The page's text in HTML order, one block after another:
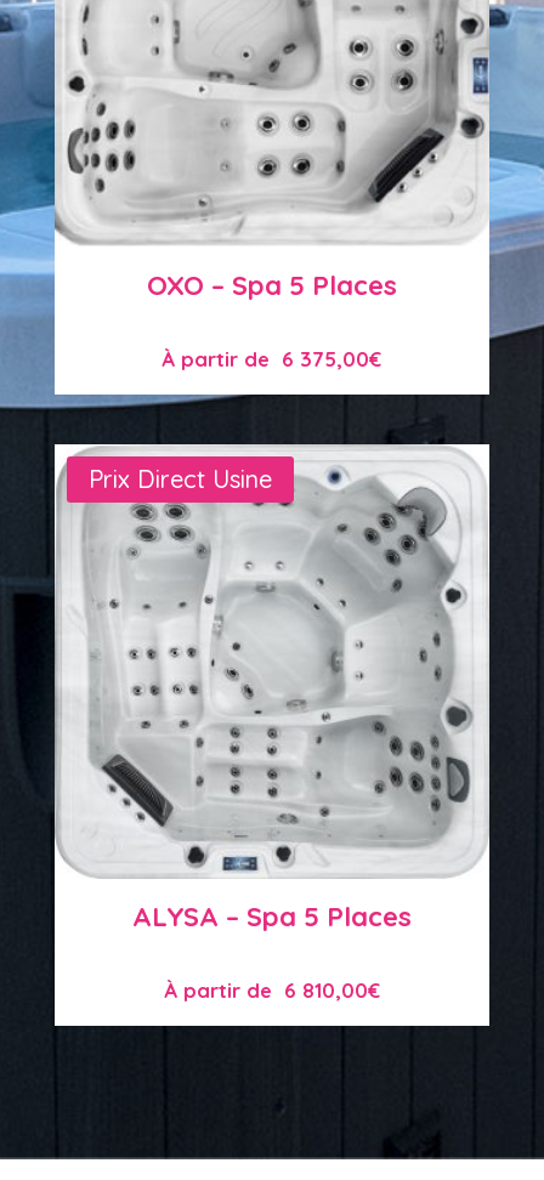
OXO – Spa 5 Places
À partir de 6 375,00€
Prix Direct Usine
ALYSA – Spa 5 Places
À partir de 6 810,00€